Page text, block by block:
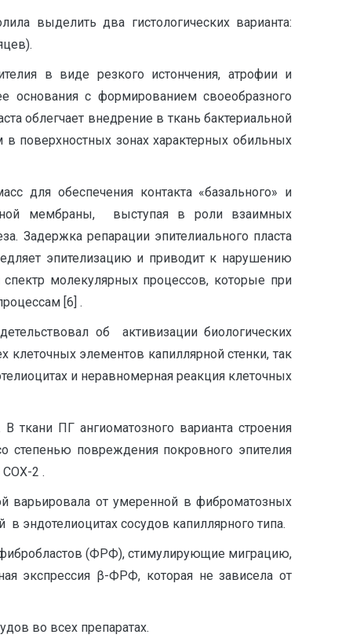
выделить два гистологических варианта:
в виде резкого истончения, атрофии и
основания с формированием своеобразного
облегчает внедрение в ткань бактериальной
поверхностных зонах характерных обильных
для обеспечения контакта «базального» и
мембраны, выступая в роли взаимных
Задержка репарации эпителиального пласта
эпителизацию и приводит к нарушению
молекулярных процессов, которые при
[6] .
об активизации биологических
элементов капиллярной стенки, так
и неравномерная реакция клеточных
ткани ПГ ангиоматозного варианта строения
степенью повреждения покровного эпителия
СОХ-2 .
варьировала от умеренной в фиброматозных
эндотелиоцитах сосудов капиллярного типа.
фибробластов (ФРФ), стимулирующие миграцию,
экспрессия β-ФРФ, которая не зависела от
во всех препаратах.